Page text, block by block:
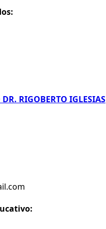
RIGOBERTO IGLESIAS